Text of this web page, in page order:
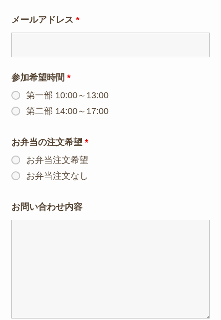
メールアドレス *
参加希望時間 *
第一部 10:00～13:00
第二部 14:00～17:00
お弁当の注文希望 *
お弁当注文希望
お弁当注文なし
お問い合わせ内容